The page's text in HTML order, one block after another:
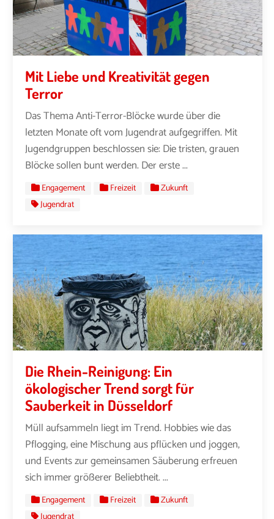
Mit Liebe und Kreativität gegen
Terror
Das Thema Anti-Terror-Blöcke wurde über die
letzten Monate oft vom Jugendrat aufgegriffen. Mit
Jugendgruppen beschlossen sie: Die tristen, grauen
Blöcke sollen bunt werden. Der erste ...
Engagement Freizeit
Zukunft
Jugendrat
Die Rhein-Reinigung: Ein
ökologischer Trend sorgt für
Sauberkeit in Düsseldorf
Müll aufsammeln liegt im Trend. Hobbies wie das
Pflogging, eine Mischung aus pflücken und joggen,
und Events zur gemeinsamen Säuberung erfreuen
sich immer größerer Beliebtheit. ...
Engagement Freizeit
Zukunft